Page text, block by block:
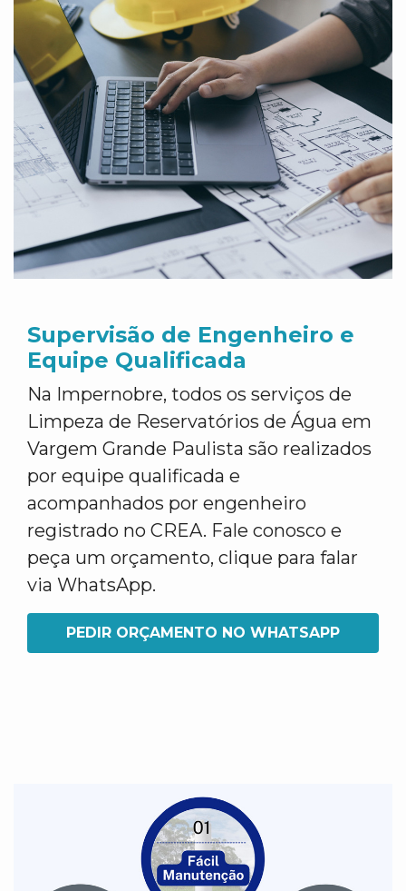
Supervisão de Engenheiro e
Equipe Qualificada
Na Impernobre, todos os serviços de
Limpeza de Reservatórios de Água em
Vargem Grande Paulista são realizados
por equipe qualificada e
acompanhados por engenheiro
registrado no CREA. Fale conosco e
peça um orçamento, clique para falar
via WhatsApp.
PEDIR ORÇAMENTO NO WHATSAPP